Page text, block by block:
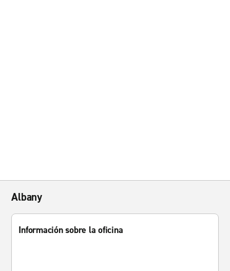
Albany
Información sobre la oficina